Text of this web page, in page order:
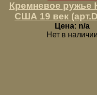
Кремневое ружье
США 19 век
Цена: n/a
Нет в наличии